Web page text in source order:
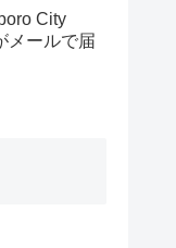
City
メールで届